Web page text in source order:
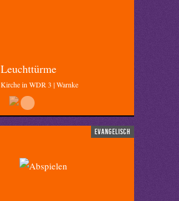
Leuchttürme
Kirche in WDR 3 | Warnke
evangelisch